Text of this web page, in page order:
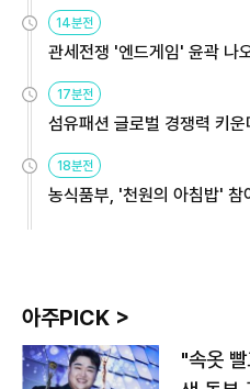
14분전
관세전쟁 '엔드게임' 윤곽 나
용해야
17분전
섬유패션 글로벌 경쟁력 키
원
18분전
농식품부, '천원의 아침밥'
아주PICK >
"속옷